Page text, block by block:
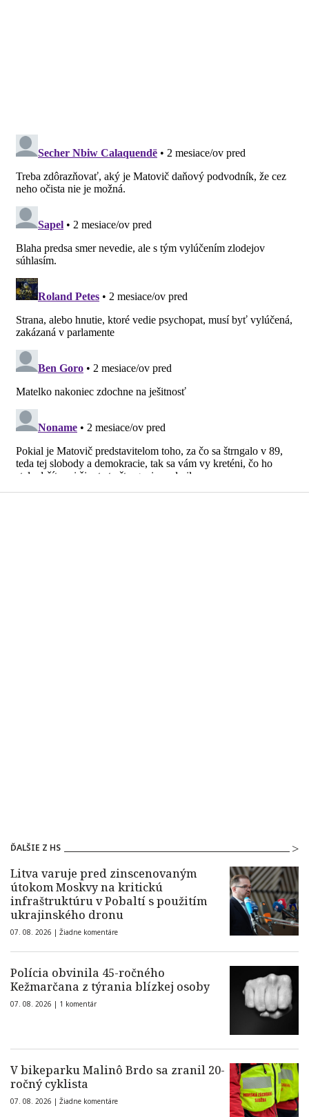
ĎALŠIE Z HS
Litva varuje pred zinscenovaným
útokom Moskvy na kritickú
infraštruktúru v Pobaltí s použitím
ukrajinského dronu
07. 08. 2026 | Žiadne komentáre
Polícia obvinila 45-ročného
Kežmarčana z týrania blízkej osoby
07. 08. 2026 | 1 komentár
V bikeparku Malinô Brdo sa zranil 20-
ročný cyklista
07. 08. 2026 | Žiadne komentáre